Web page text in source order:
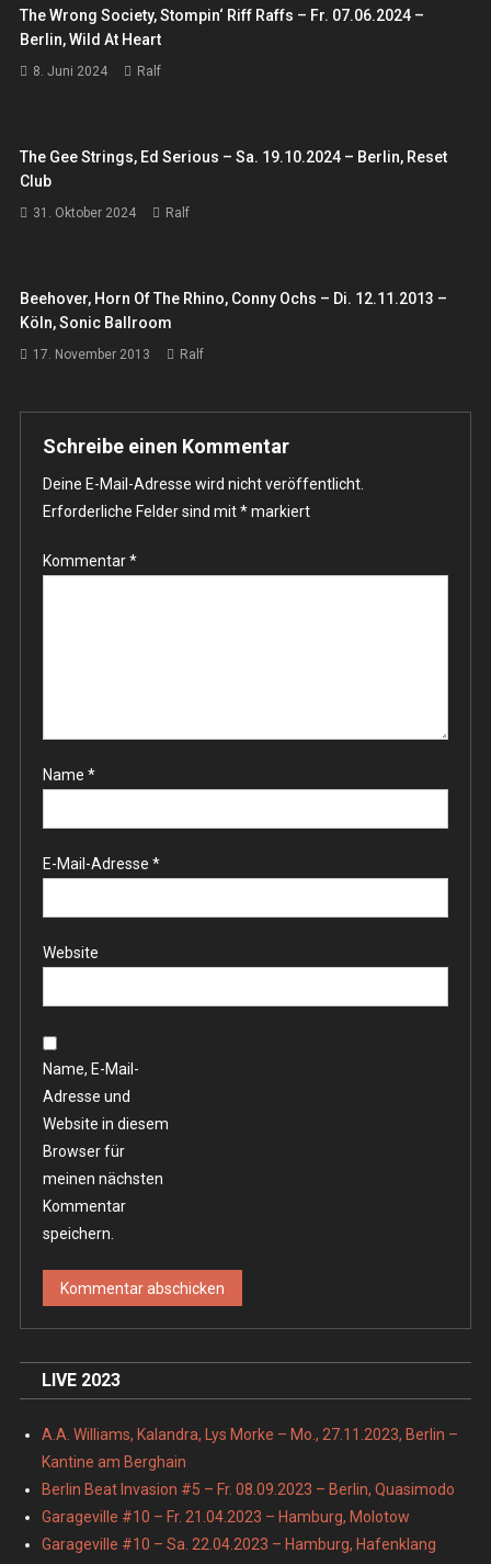
The Wrong Society, Stompin‘ Riff Raffs – Fr. 07.06.2024 –
Berlin, Wild At Heart
8. Juni 2024 Ralf
The Gee Strings, Ed Serious – Sa. 19.10.2024 – Berlin, Reset
Club
31. Oktober 2024 Ralf
Beehover, Horn Of The Rhino, Conny Ochs – Di. 12.11.2013 –
Köln, Sonic Ballroom
17. November 2013 Ralf
Schreibe einen Kommentar
Deine E-Mail-Adresse wird nicht veröffentlicht.
Erforderliche Felder sind mit*markiert
Kommentar*
Name *
E-Mail-Adresse *
Website
Name, E-Mail-
Adresse und
Website in diesem
Browser für
meinen nächsten
Kommentar
speichern.
LIVE 2023
A.A. Williams, Kalandra, Lys Morke – Mo., 27.11.2023, Berlin –
Kantine am Berghain
Berlin Beat Invasion #5 – Fr. 08.09.2023 – Berlin, Quasimodo
Garageville #10 – Fr. 21.04.2023 – Hamburg, Molotow
Garageville #10 – Sa. 22.04.2023 – Hamburg, Hafenklang